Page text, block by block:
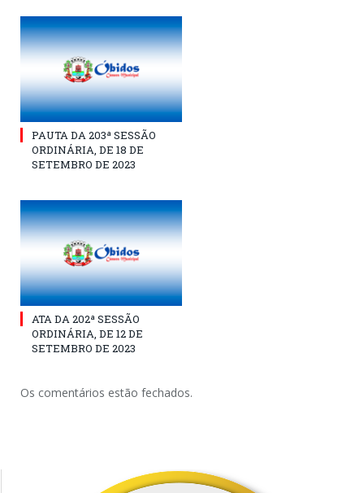
PAUTA DA 203ª SESSÃO
ORDINÁRIA, DE 18 DE
SETEMBRO DE 2023
ATA DA 202ª SESSÃO
ORDINÁRIA, DE 12 DE
SETEMBRO DE 2023
Os comentários estão fechados.